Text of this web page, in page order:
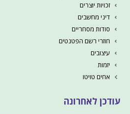
זכויות יוצרים
דיני מחשבים
סודות מסחריים
חוזרי רשם הפטנטים
עיצובים
יזמות
אחים טויטו
עודכן לאחרונה